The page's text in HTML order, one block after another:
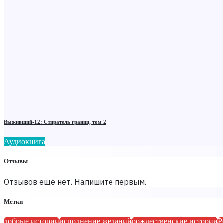
Выживший-12: Стиратель границ, том 2
Аудиокнига
Отзывы
Отзывов ещё нет. Напишите первым.
Метки
добрые историиисполнение желанийрождественские истории